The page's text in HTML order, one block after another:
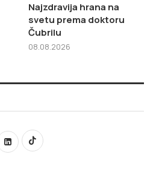
Najzdravija hrana na
svetu prema doktoru
Čubrilu
08.08.2026